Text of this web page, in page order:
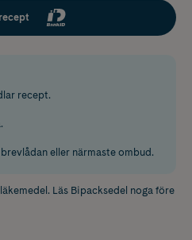
recept.
eller närmaste ombud.
Läs Bipacksedel noga före